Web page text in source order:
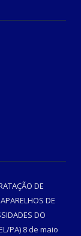
DE
DE
DO
PA) 8 de maio